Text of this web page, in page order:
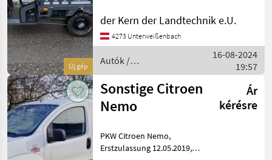
Új gép
Anmeldung nötig + keine
fahren, Spaß haben In
der Kern der Landtechnik e.U.
4273 Unterweißenbach
Autók /
Motorkerékpárok /
Nero
16-08-2024
19:57
Sonstige Citroen
Nemo
Ár
kérésre
PKW Citroen Nemo,
Erstzulassung 12.05.2019,